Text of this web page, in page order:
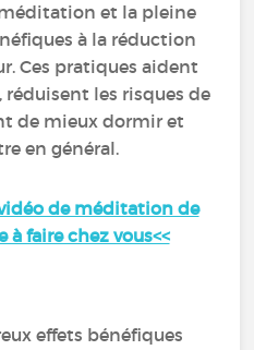
et la pleine
à la réduction
Ces pratiques aident
réduisent les risques de
de mieux dormir et
en général.
de méditation de
faire chez vous<<
effets bénéfiques